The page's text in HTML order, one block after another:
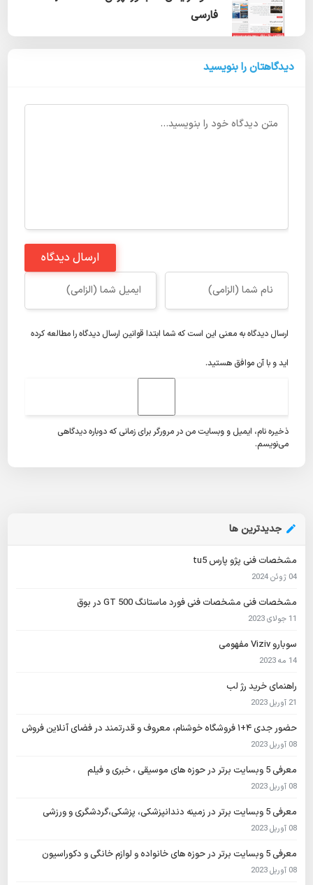
فارسی
دیدگاهتان را بنویسید
ارسال دیدگاه
ارسال دیدگاه به معنی این است که شما ابتدا قوانین ارسال دیدگاهرا مطالعه کرده
اید و با آن موافق هستید.
ذخیره نام، ایمیل و وبسایت من در مرورگر برای زمانی که دوباره دیدگاهی
می‌نویسم.
جدیدترین ها
مشخصات فنی پژو پارس tu5
04 ژوئن 2024
مشخصات فنی مشخصات فنی فورد ماستانگ GT 500 در بوق
11 جولای 2023
سوبارو Viziv مفهومی
14 مه 2023
راهنمای خرید رژ لب
21 آوریل 2023
حضور جدی ۴+۱ فروشگاه خوشنام، معروف و قدرتمند در فضای آنلاین فروش
08 آوریل 2023
معرفی 5 وبسایت برتر در حوزه های موسیقی ، خبری و فیلم
08 آوریل 2023
معرفی 5 وبسایت برتر در زمینه دندانپزشکی، پزشکی،گردشگری و ورزشی
08 آوریل 2023
معرفی 5 وبسایت برتر در حوزه های خانواده و لوازم خانگی و دکوراسیون
08 آوریل 2023